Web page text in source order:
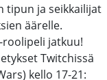
tipun ja seikkailijat
äärelle.
jatkuu!
Twitchissä
kello 17-21: